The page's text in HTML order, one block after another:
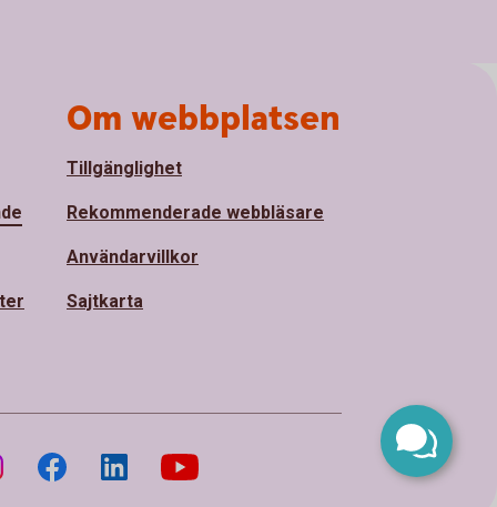
Om webbplatsen
Tillgänglighet
Rekommenderade webbläsare
Användarvillkor
Sajtkarta